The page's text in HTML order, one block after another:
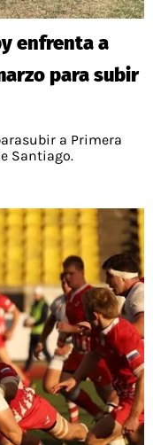
CHILENA
COLO
DE CHILE
CATÓLICA
NACIONAL
enfrenta a
para subir
a Primera
Santiago.